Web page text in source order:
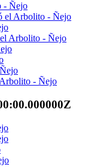
- Ñejo
el Arbolito - Ñejo
el Arbolito - Ñejo
- Ñejo